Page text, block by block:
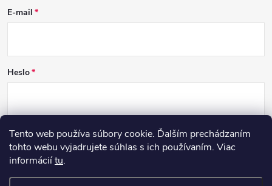
Tento web používa súbory cookie. Ďalším prechádzaním
tohto webu vyjadrujete súhlas s ich používaním. Viac
informáciítu.
E-mail
Heslo
PRIHLÁSIŤ SA